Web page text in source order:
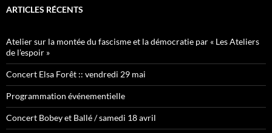
ARTICLES RÉCENTS
Atelier sur la montée du fascisme et la démocratie par « Les Ateliers
de l’espoir »
Concert Elsa Forêt :: vendredi 29 mai
Programmation événementielle
Concert Bobey et Ballé / samedi 18 avril